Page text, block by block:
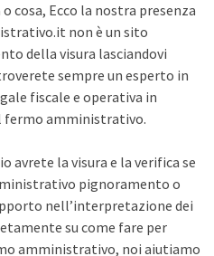
Ecco la nostra presenza
non è un sito
della visura lasciandovi
sempre un esperto in
fiscale e operativa in
amministrativo.
avrete la visura e la verifica se
pignoramento o
nell’interpretazione dei
su come fare per
amministrativo, noi aiutiamo